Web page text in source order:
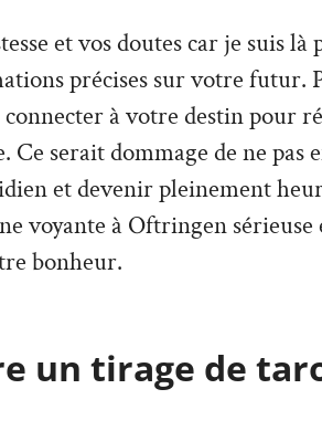
et vos doutes car je suis
précises sur votre futur.
à votre destin pour
serait dommage de ne pas
et devenir pleinement
voyante à Oftringen
bonheur.
un tirage de